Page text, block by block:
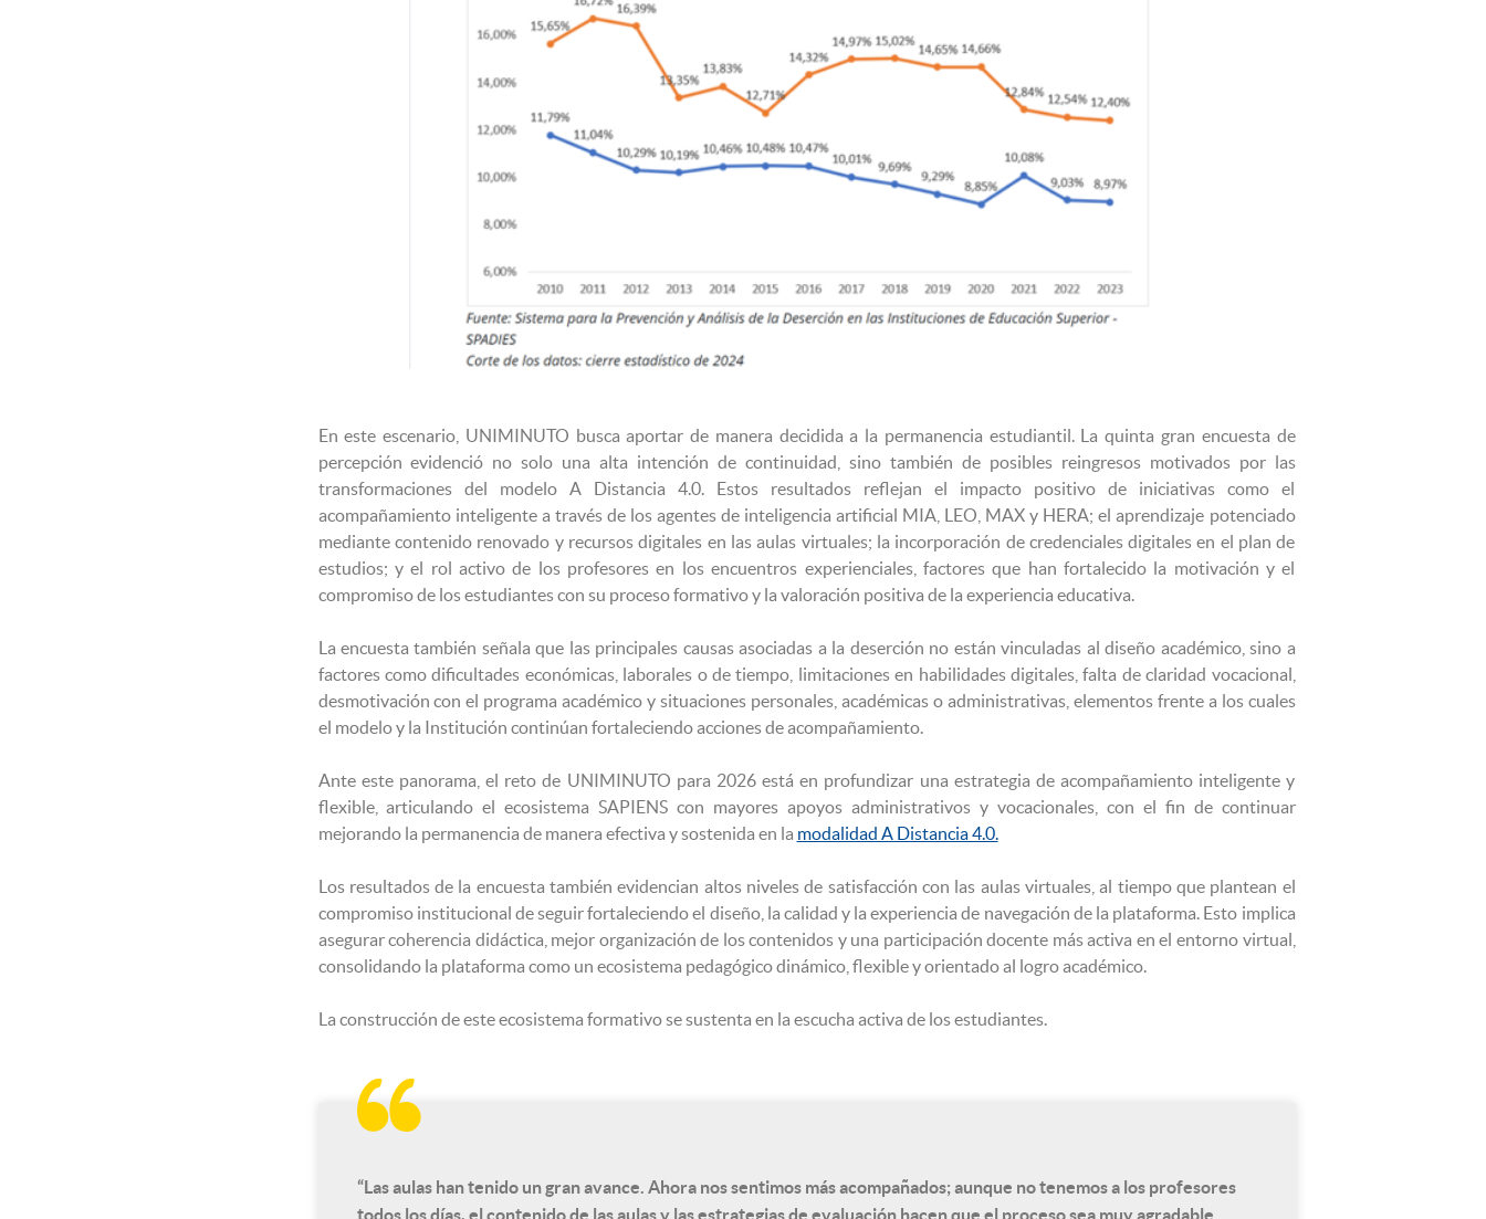
En este escenario, UNIMINUTO busca aportar de manera decidida a la permanencia estudiantil. La quinta gran encuesta de
percepción evidenció no solo una alta intención de continuidad, sino también de posibles reingresos motivados por las
transformaciones del modelo A Distancia 4.0. Estos resultados reflejan el impacto positivo de iniciativas como el
acompañamiento inteligente a través de los agentes de inteligencia artificial MIA, LEO, MAX y HERA; el aprendizaje potenciado
mediante contenido renovado y recursos digitales en las aulas virtuales; la incorporación de credenciales digitales en el plan de
estudios; y el rol activo de los profesores en los encuentros experienciales, factores que han fortalecido la motivación y el
compromiso de los estudiantes con su proceso formativo y la valoración positiva de la experiencia educativa.
La encuesta también señala que las principales causas asociadas a la deserción no están vinculadas al diseño académico, sino a
factores como dificultades económicas, laborales o de tiempo, limitaciones en habilidades digitales, falta de claridad vocacional,
desmotivación con el programa académico y situaciones personales, académicas o administrativas, elementos frente a los cuales
el modelo y la Institución continúan fortaleciendo acciones de acompañamiento.
Ante este panorama, el reto de UNIMINUTO para 2026 está en profundizar una estrategia de acompañamiento inteligente y
flexible, articulando el ecosistema SAPIENS con mayores apoyos administrativos y vocacionales, con el fin de continuar
mejorando la permanencia de manera efectiva y sostenida en la modalidad A Distancia 4.0.
Los resultados de la encuesta también evidencian altos niveles de satisfacción con las aulas virtuales, al tiempo que plantean el
compromiso institucional de seguir fortaleciendo el diseño, la calidad y la experiencia de navegación de la plataforma. Esto implica
asegurar coherencia didáctica, mejor organización de los contenidos y una participación docente más activa en el entorno virtual,
consolidando la plataforma como un ecosistema pedagógico dinámico, flexible y orientado al logro académico.
La construcción de este ecosistema formativo se sustenta en la escucha activa de los estudiantes.

“Las aulas han tenido un gran avance. Ahora nos sentimos más acompañados; aunque no tenemos a los profesores
todos los días, el contenido de las aulas y las estrategias de evaluación hacen que el proceso sea muy agradable.